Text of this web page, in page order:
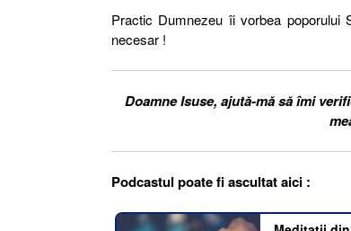
Practic Dumnezeu îi vorbea
necesar !
Doamne Isuse, ajută-mă să îmi
Podcastul poate fi ascultat aici :